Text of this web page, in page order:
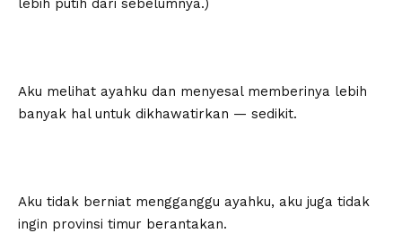
lebih putih dari sebelumnya.)
Aku melihat ayahku dan menyesal memberinya lebih
banyak hal untuk dikhawatirkan — sedikit.
Aku tidak berniat mengganggu ayahku, aku juga tidak
ingin provinsi timur berantakan.